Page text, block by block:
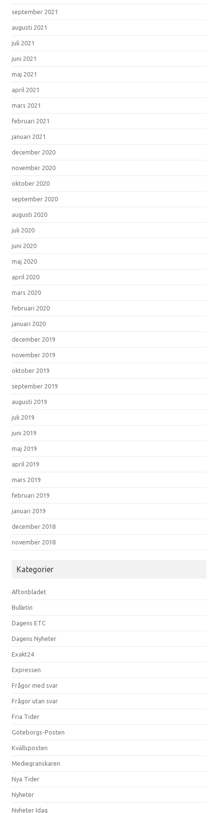
september 2021
augusti 2021
juli 2021
juni 2021
maj 2021
april 2021
mars 2021
februari 2021
januari 2021
december 2020
november 2020
oktober 2020
september 2020
augusti 2020
juli 2020
juni 2020
maj 2020
april 2020
mars 2020
februari 2020
januari 2020
december 2019
november 2019
oktober 2019
september 2019
augusti 2019
juli 2019
juni 2019
maj 2019
april 2019
mars 2019
februari 2019
januari 2019
december 2018
november 2018
Kategorier
Aftonbladet
Bulletin
Dagens ETC
Dagens Nyheter
Exakt24
Expressen
Frågor med svar
Frågor utan svar
Fria Tider
Göteborgs-Posten
Kvällsposten
Mediegranskaren
Nya Tider
Nyheter
Nyheter Idag